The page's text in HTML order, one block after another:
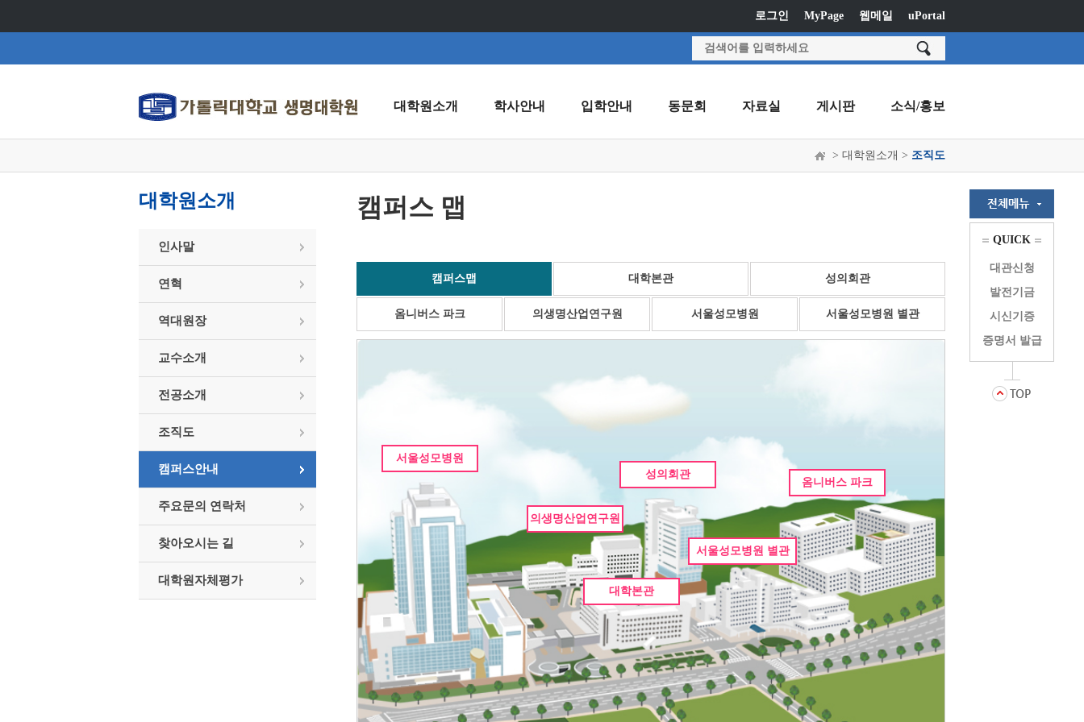
로그인 MyPage 웹메일 uPortal
대학원소개 학사안내 입학안내 동문회 자료실 게시판 소식/홍보
> 대학원소개 > 조직도
대학원소개
인사말
연혁
역대원장
교수소개
전공소개
조직도
캠퍼스안내
주요문의 연락처
찾아오시는 길
대학원자체평가
캠퍼스 맵
캠퍼스맵 대학본관 성의회관
옴니버스 파크 의생명산업연구원 서울성모병원 서울성모병원 별관
서울성모병원
의생명산업연구원
성의회관
대학본관
서울성모병원 별관
옴니버스 파크
QUICK
대관신청
발전기금
시신기증
증명서 발급